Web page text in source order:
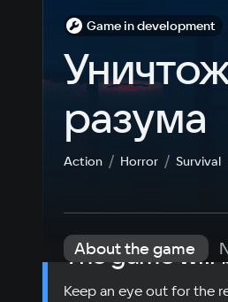
Game in development
разума
Action Horror Survival
About the game
The game will
Keep an eye out for the